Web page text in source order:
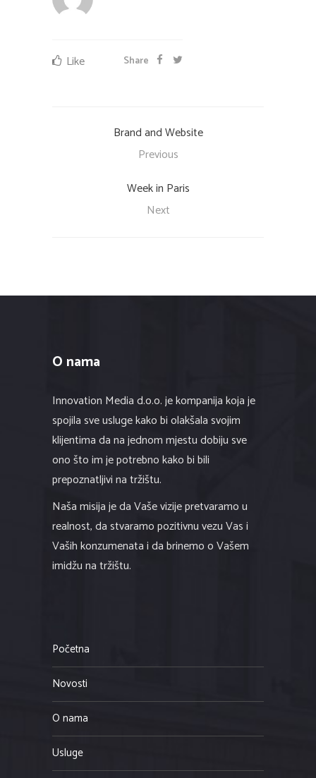
Share
Like
Brand and Website
Previous
Week in Paris
Next
O nama
Innovation Media d.o.o. je kompanija koja je
spojila sve usluge kako bi olakšala svojim
klijentima da na jednom mjestu dobiju sve
ono što im je potrebno kako bi bili
prepoznatljivi na tržištu.
Naša misija je da Vaše vizije pretvaramo u
realnost, da stvaramo pozitivnu vezu Vas i
Vaših konzumenata i da brinemo o Vašem
imidžu na tržištu.
Početna
Novosti
O nama
Usluge